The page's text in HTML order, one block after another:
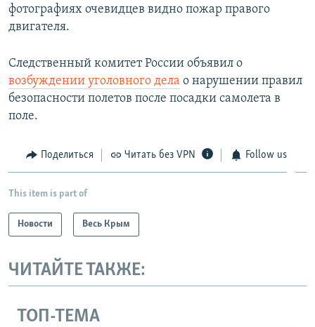
фотографиях очевидцев видно пожар правого
двигателя.
Следственный комитет России объявил о
возбуждении уголовного дела о нарушении правил
безопасности полетов после посадки самолета в
поле.
Поделиться Читать без VPN Follow us
This item is part of
Новости Весь Крым
ЧИТАЙТЕ ТАКЖЕ:
ТОП-ТЕМА